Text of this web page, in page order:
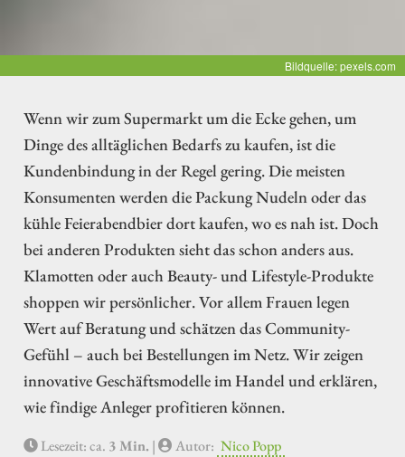
Bildquelle: pexels.com
Wenn wir zum Supermarkt um die Ecke gehen, um
Dinge des alltäglichen Bedarfs zu kaufen, ist die
Kundenbindung in der Regel gering. Die meisten
Konsumenten werden die Packung Nudeln oder das
kühle Feierabendbier dort kaufen, wo es nah ist. Doch
bei anderen Produkten sieht das schon anders aus.
Klamotten oder auch Beauty- und Lifestyle-Produkte
shoppen wir persönlicher. Vor allem Frauen legen
Wert auf Beratung und schätzen das Community-
Gefühl – auch bei Bestellungen im Netz. Wir zeigen
innovative Geschäftsmodelle im Handel und erklären,
wie findige Anleger profitieren können.
Lesezeit: ca. 3 Min. | Autor: Nico Popp